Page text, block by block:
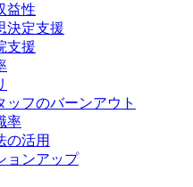
益性
決定支援
支援
ッフのバーンアウト
率
の活用
ョンアップ